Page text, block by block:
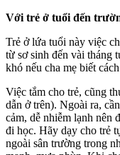
Với trẻ ở tuổi đến
Trẻ ở lứa tuổi này việc
từ sơ sinh đến vài tháng
khó nếu cha mẹ biết
Việc tắm cho trẻ, cũng
dẫn ở trên). Ngoài ra,
cảm, dễ nhiễm lạnh nên
đi học. Hãy dạy cho trẻ
ngoài sân trường trong